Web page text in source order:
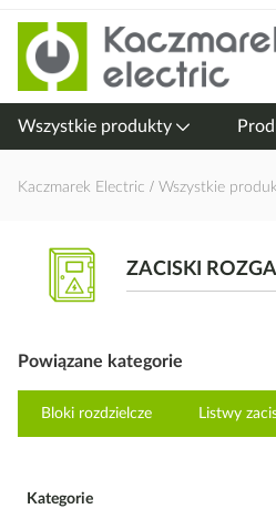
Przejdź
do
treści
Wszystkie produkty
Kaczmarek Electric Wszystkie
ZACISKI
Powiązane kategorie
Bloki rozdzielcze Listwy
Kategorie